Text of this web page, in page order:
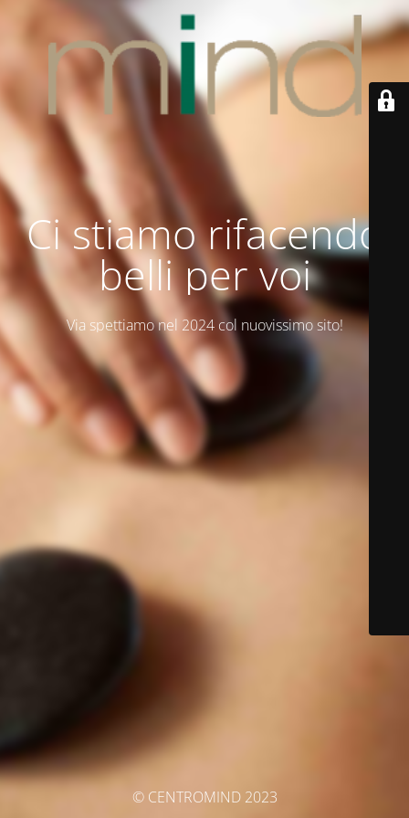
Ci stiamo rifacendo
belli per voi
Via spettiamo nel 2024 col nuovissimo sito!
© CENTROMIND 2023